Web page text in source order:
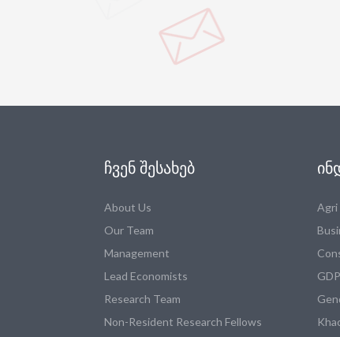
ᲩᲕᲔᲜ ᲨᲔᲡᲐᲮᲔᲑ
About Us
Our Team
Management
Lead Economists
Research Team
Non-Resident Research Fellows
Agri